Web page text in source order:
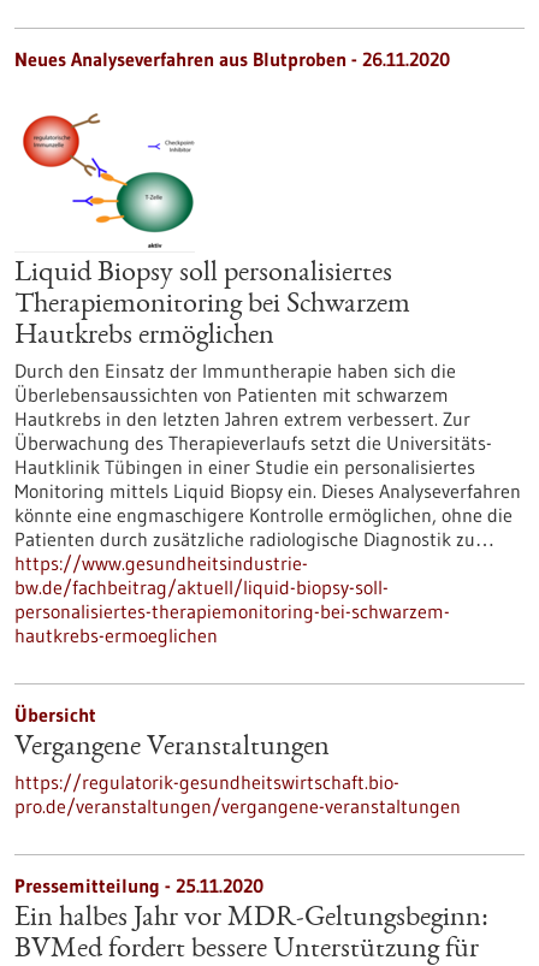
Neues Analyseverfahren aus Blutproben - 26.11.2020
Liquid Biopsy soll personalisiertes
Therapiemonitoring bei Schwarzem
Hautkrebs ermöglichen
Durch den Einsatz der Immuntherapie haben sich die
Überlebensaussichten von Patienten mit schwarzem
Hautkrebs in den letzten Jahren extrem verbessert. Zur
Überwachung des Therapieverlaufs setzt die Universitäts-
Hautklinik Tübingen in einer Studie ein personalisiertes
Monitoring mittels Liquid Biopsy ein. Dieses Analyseverfahren
könnte eine engmaschigere Kontrolle ermöglichen, ohne die
Patienten durch zusätzliche radiologische Diagnostik zu…
https://www.gesundheitsindustrie-
bw.de/fachbeitrag/aktuell/liquid-biopsy-soll-
personalisiertes-therapiemonitoring-bei-schwarzem-
hautkrebs-ermoeglichen
Übersicht
Vergangene Veranstaltungen
https://regulatorik-gesundheitswirtschaft.bio-
pro.de/veranstaltungen/vergangene-veranstaltungen
Pressemitteilung - 25.11.2020
Ein halbes Jahr vor MDR-Geltungsbeginn:
BVMed fordert bessere Unterstützung für